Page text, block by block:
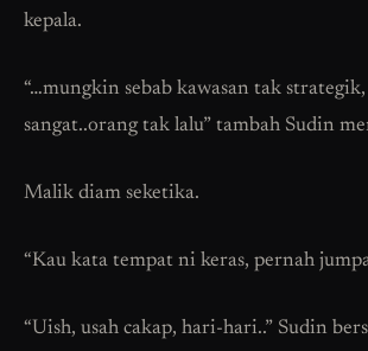
kepala.
“…mungkin sebab kawasan tak
sangat..orang tak lalu” tambah Sudin
Malik diam seketika.
“Kau kata tempat ni keras, pernah
“Uish, usah cakap, hari-hari..” Sudin